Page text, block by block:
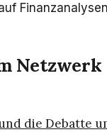
Netzwerk
die Debatte